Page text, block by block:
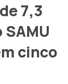
7,3
cinco